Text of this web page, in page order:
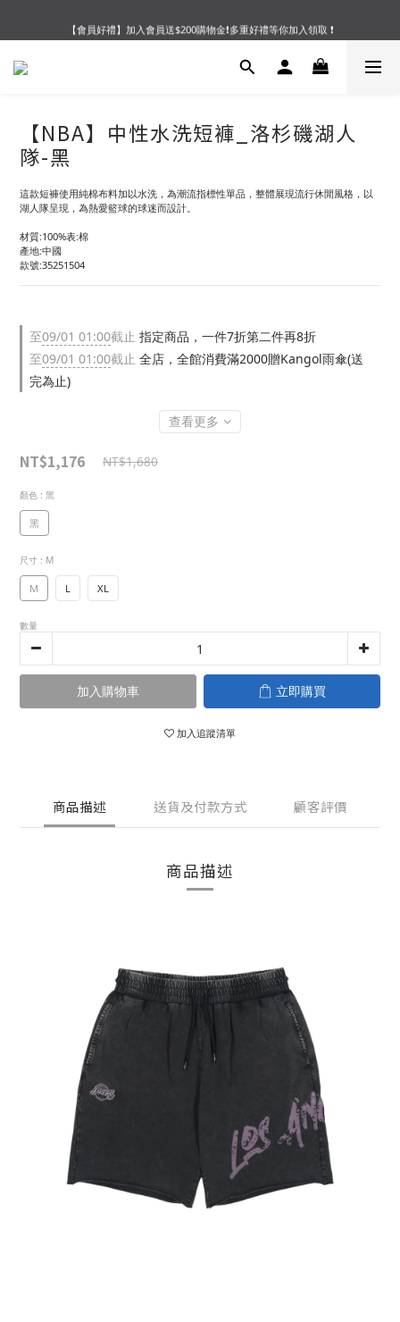
【夏末OUTLET】專區全面5折起❗超值入手就趁現在🔥
【NBA】中性水洗短褲_洛杉磯湖人
隊-黑
這款短褲使用純棉布料加以水洗，為潮流指標性單品，整體展現流行休閒風格，以
湖人隊呈現，為熱愛籃球的球迷而設計。
材質:100%表:棉
產地:中國
款號:35251504
至09/01 01:00截止 指定商品，一件7折第二件再8折
至09/01 01:00截止 全店，全館消費滿2000贈Kangol雨傘(送
完為止)
查看更多
NT$1,176 NT$1,680
顏色 : 黑
黑
尺寸 : M
M L XL
數量
加入購物車 立即購買
加入追蹤清單
商品描述 送貨及付款方式 顧客評價
商品描述